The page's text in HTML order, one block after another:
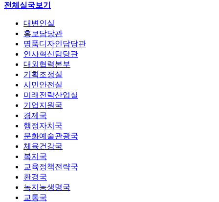
전체실국보기
대변인실
홍보담당관
명품디자인담당관
인사혁신담당관
대외협력본부
기획조정실
시민안전실
미래전략산업실
기업지원국
경제국
행정자치국
문화예술관광국
체육건강국
복지국
교육정책전략국
환경국
녹지농생명국
교통국